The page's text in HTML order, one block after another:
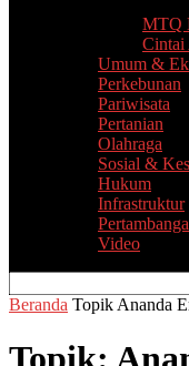
MTQ
Cintai
Umum &
Perkebunan
Pariwisata
Pertanian
Olahraga
Sosial &
Hukum
Infrastruktur
Video
Beranda Topik Ananda